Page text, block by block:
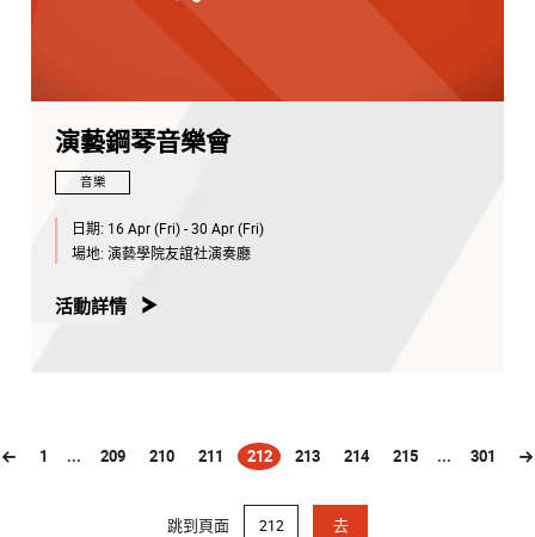
演藝鋼琴音樂會
音樂
日期: 16 Apr (Fri) - 30 Apr (Fri)
場地: 演藝學院友誼社演奏廳
活動詳情
1 ... 209 210 211 212
(current)213 214 215 ... 301
跳到頁面 去